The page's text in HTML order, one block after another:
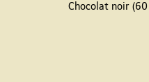
Chocolat noir